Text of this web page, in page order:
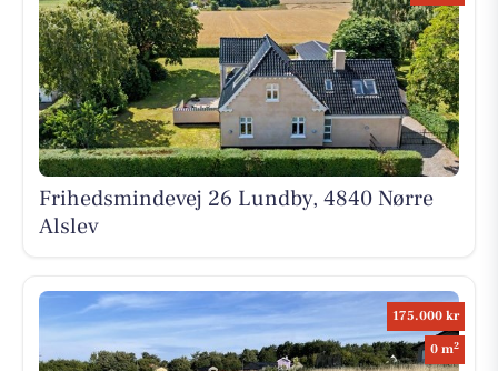
Frihedsmindevej 26 Lundby, 4840 Nørre
Alslev
175.000 kr
0 m2